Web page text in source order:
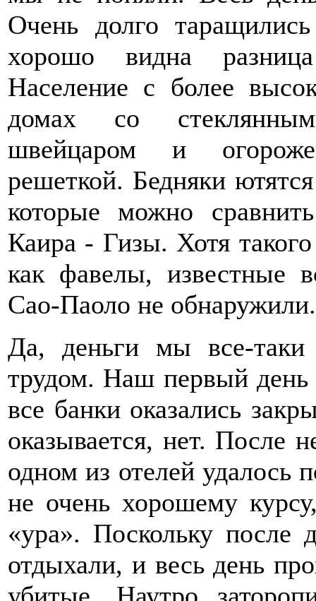
Очень долго
хорошо видна
Население с более
домах со
швейцаром и
решеткой. Бедняки
которые можно
Каира - Гизы. Хотя
как фавелы, известные
Сао-Паоло не обнаружили.
Да, деньги мы все-
трудом. Наш первый день
все банки оказались
оказывается, нет. После
одном из отелей удалось
не очень хорошему
«ура». Поскольку после
отдыхали, и весь день